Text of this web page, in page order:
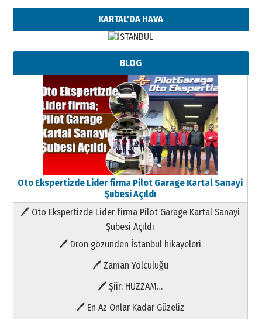
KARTAL'DA HAVA
BLOG
Oto Ekspertizde Lider firma Pilot Garage Kartal Sanayi
Şubesi Açıldı
🖊 Oto Ekspertizde Lider firma Pilot Garage Kartal Sanayi
Şubesi Açıldı
🖊 Dron gözünden İstanbul hikayeleri
🖊 Zaman Yolculuğu
🖊 Şiir; HÜZZAM…
🖊 En Az Onlar Kadar Güzeliz